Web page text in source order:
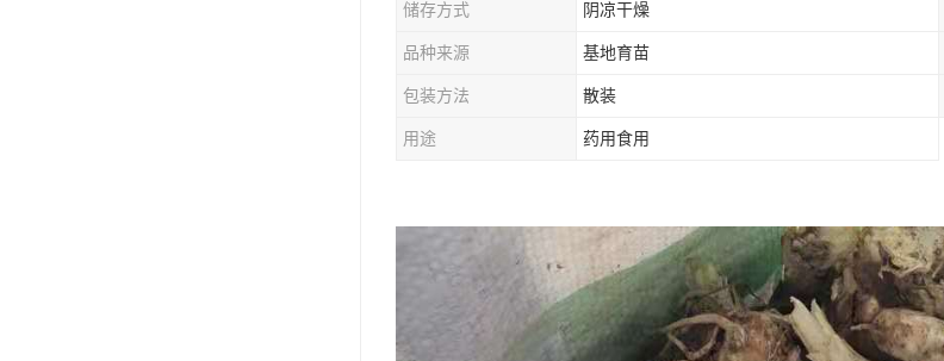
储存方式 阴凉干燥
品种来源 基地育苗
包装方法 散装
用途 药用食用